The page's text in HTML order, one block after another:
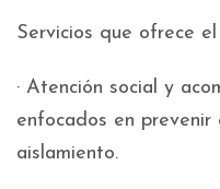
Servicios que ofrece
· Atención social y
enfocados en
aislamiento.